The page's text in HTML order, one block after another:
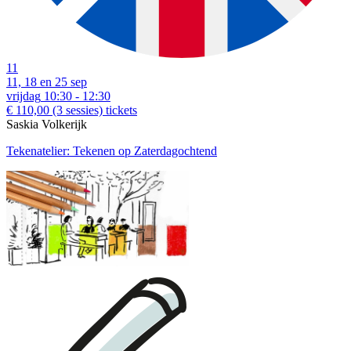
Nederlandstalige bon
English print |Dutch print
11
11, 18 en 25 sep
vrijdag 10:30 - 12:30
€ 110,00 (3 sessies) tickets
Saskia Volkerijk
Tekenatelier: Tekenen op Zaterdagochtend